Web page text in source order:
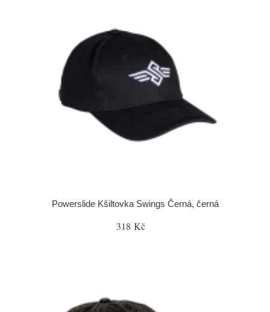
Powerslide Kšiltovka Swings Černá, černá
318 Kč